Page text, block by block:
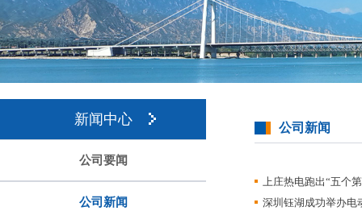
新闻中心
公司要闻
公司新闻
公司新闻
上庄热电跑出“五个
深圳钰湖成功举办电